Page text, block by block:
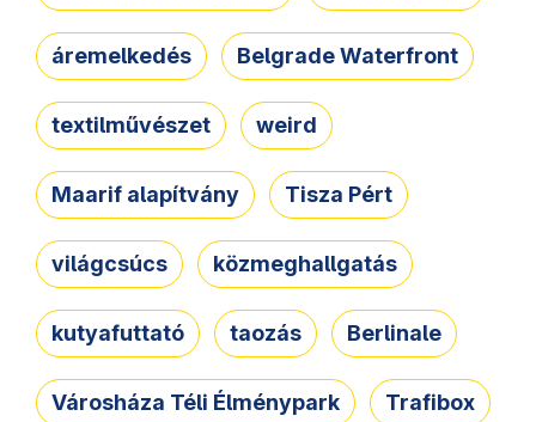
áremelkedés Belgrade Waterfront
textilművészet weird
Maarif alapítvány Tisza Pért
világcsúcs közmeghallgatás
kutyafuttató taozás Berlinale
Városháza Téli Élménypark Trafibox